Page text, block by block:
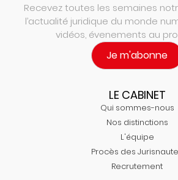
Recevez toutes les semaines
l’actualité juridique du monde
vidéos, évenements au
Je m'abonne
LE CABINET
Qui sommes-nous
Nos distinctions
L'équipe
Procès des
Recrutement